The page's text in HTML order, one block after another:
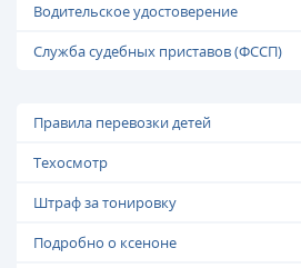
Водительское удостоверение
Служба судебных приставов (ФССП)
Правила перевозки детей
Техосмотр
Штраф за тонировку
Подробно о ксеноне